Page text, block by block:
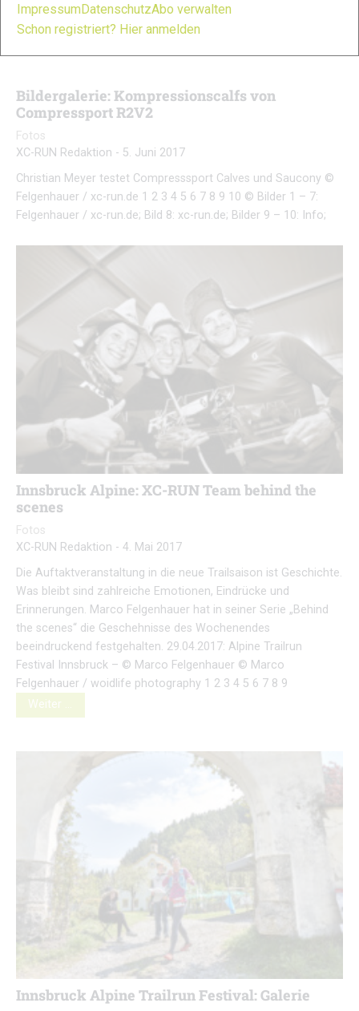
wertvolle Einblicke in die neuesten wissenschaftlichen
Erkenntnisse geben, wie man als Trailrunner strukturiert,
Bildergalerie: Kompressionscalfs von
Compressport R2V2
Fotos
XC-RUN Redaktion - 5. Juni 2017
Christian Meyer testet Compresssport Calves und Saucony ©
Felgenhauer / xc-run.de 1 2 3 4 5 6 7 8 9 10 © Bilder 1 – 7:
Felgenhauer / xc-run.de; Bild 8: xc-run.de; Bilder 9 – 10: Info;
Innsbruck Alpine: XC-RUN Team behind the
scenes
Fotos
XC-RUN Redaktion - 4. Mai 2017
Die Auftaktveranstaltung in die neue Trailsaison ist Geschichte.
Was bleibt sind zahlreiche Emotionen, Eindrücke und
Erinnerungen. Marco Felgenhauer hat in seiner Serie „Behind
the scenes“ die Geschehnisse des Wochenendes
beeindruckend festgehalten. 29.04.2017: Alpine Trailrun
Festival Innsbruck – © Marco Felgenhauer © Marco
Felgenhauer / woidlife photography 1 2 3 4 5 6 7 8 9
Weiter …
Innsbruck Alpine Trailrun Festival: Galerie
Impressum DatenschutzAbo verwalten
Schon registriert? Hier anmelden